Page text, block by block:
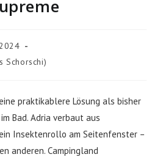
Schorschi)
praktikablere Lösung als bisher
Bad. Adria verbaut aus
Insektenrollo am Seitenfenster –
anderen. Campingland